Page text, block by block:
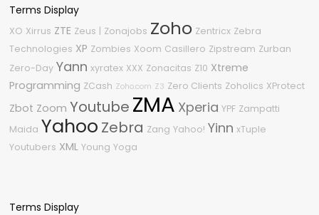
Terms Display
XO Xirrus ZTE Zeus | Zonajobs Zoho Zentricx Zebra
Technologies XP Zombies Xoom Casillero Zipstream Zurban
Zero-Day Yann xyratex XXX Zonacitas Z10 Xtreme
Programming ZCash Zoho.com Z3 Zero Clients Zoholics XProtect
Zbot Zoom Youtube ZMA Xperia YPF Zampatti
Maida Yahoo Zebra Zang Yahoo! Yinn xTuple
Youtubers XML Young Yoga
Terms Display